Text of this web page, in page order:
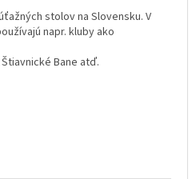
stolov na Slovensku. V
napr. kluby ako
Bane atď.